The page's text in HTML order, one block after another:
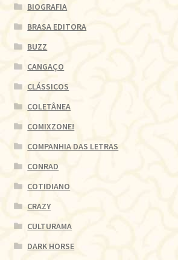
BIOGRAFIA
BRASA EDITORA
BUZZ
CANGAÇO
CLÁSSICOS
COLETÂNEA
COMIXZONE!
COMPANHIA DAS LETRAS
CONRAD
COTIDIANO
CRAZY
CULTURAMA
DARK HORSE